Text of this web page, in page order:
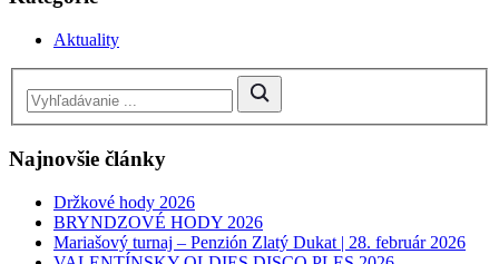
Aktuality
Najnovšie články
Držkové hody 2026
BRYNDZOVÉ HODY 2026
Mariašový turnaj – Penzión Zlatý Dukat | 28. február 2026